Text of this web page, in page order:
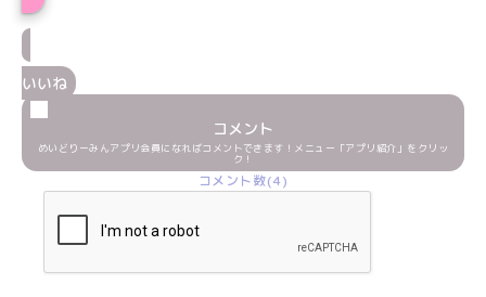
いいね
コメント
めいどりーみんアプリ会員になればコメントできます！メニュー「アプリ紹介」をクリッ
ク！
コメント数(4)